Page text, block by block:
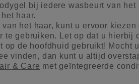
bij iedere wasbeurt van het
haar.
van het haar, kunt u ervoor kiezen
te gebruiken. Let op dat u hierbij
op de hoofdhuid gebruikt! Mocht
vinden, dan kunt u altijd
& Care met geïntegreerde